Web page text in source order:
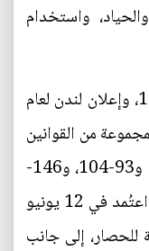
واستخدام
تخضع كل من إعلان باريس لعام 1856، وإعلان لندن لعام
سان ريمو لعام 1994، لمجموعة من القوانين
الدولية العرفية. ووفقًا للفقرات 67- أ، و93-104، و146-
و، و153- و، من دليل سان ريمو الذي اعتُمد في 12 يونيو
للحصار، إلى جانب